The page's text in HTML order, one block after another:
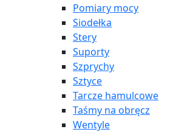
Pomiary mocy
Siodełka
Stery
Suporty
Szprychy
Sztyce
Tarcze hamulcowe
Taśmy na obręcz
Wentyle